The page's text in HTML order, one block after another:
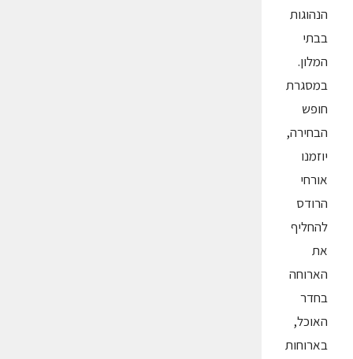
הנהוגות
בבתי
המלון.
במסגרת
חופש
הבחירה,
יוזמנו
אורחי
הרודס
להחליף
את
הארוחה
בחדר
האוכל,
בארוחות